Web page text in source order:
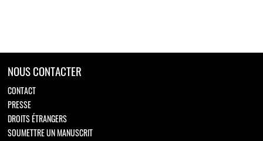
NOUS CONTACTER
CONTACT
PRESSE
DROITS ÉTRANGERS
SOUMETTRE UN MANUSCRIT